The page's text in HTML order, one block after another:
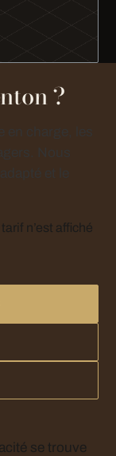
?
n’est affiché
se trouve